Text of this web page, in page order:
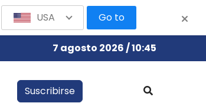
7 agosto 2026 / 10:45
Suscribirse
USA Go to